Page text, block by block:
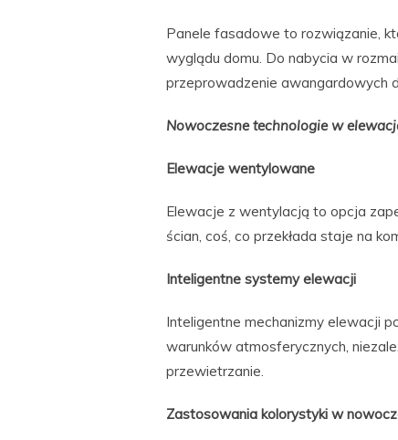
Panele fasadowe to rozwiązanie,
wyglądu domu. Do nabycia w
przeprowadzenie awangardowych
Nowoczesne technologie w
Elewacje wentylowane
Elewacje z wentylacją to opcja
ścian, coś, co przekłada staje na
Inteligentne systemy elewacji
Inteligentne mechanizmy elewacji
warunków atmosferycznych,
przewietrzanie.
Zastosowania kolorystyki w